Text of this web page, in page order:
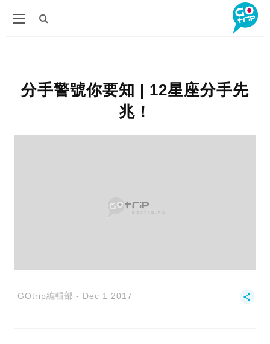
分手警號你要知 | 12星座分手先
兆！
GOtrip編輯部 Dec 1 2017